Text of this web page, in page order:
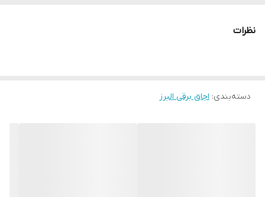
تنظیمات ترموستات می توان میزان حرارت آن را تنظیم کرد . همچنین بر
نظرات
دسته‌بندی: اجاق برقی البرز